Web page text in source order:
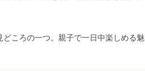
ころの一つ。親子で一日中楽しめる魅